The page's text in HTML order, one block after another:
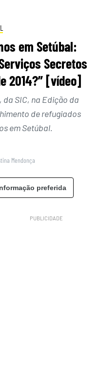
em Setúbal:
Secretos
2014?” [vídeo]
SIC, na Edição da
de refugiados
em Setúbal.
Mendonça
preferida